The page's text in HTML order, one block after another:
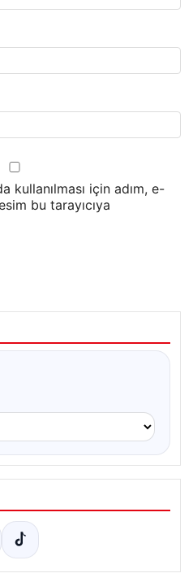
kullanılması için adım, e-
bu tarayıcıya